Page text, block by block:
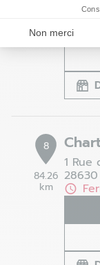
Non merci
8
84.26
km
1 Rue